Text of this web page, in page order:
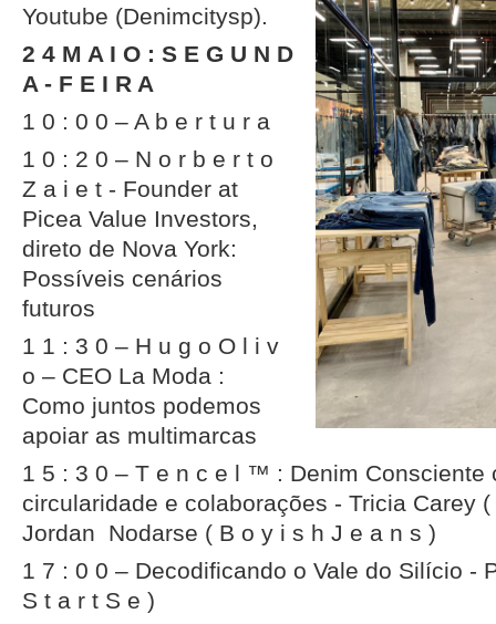
Youtube (Denimcitysp).
2 4 M A I O : S E G U N D
A - F E I R A
1 0 : 0 0 – A b e r t u r a
1 0 : 2 0 – N o r b e r t o
Z a i e t - Founder at
Picea Value Investors,
direto de Nova York:
Possíveis cenários
futuros
1 1 : 3 0 – H u g o O l i v
o – CEO La Moda :
Como juntos podemos
apoiar as multimarcas
1 5 : 3 0 – T e n c e l ™ : Denim Consciente
circularidade e colaborações - Tricia Carey
Jordan Nodarse ( B o y i s h J e a n s )
1 7 : 0 0 – Decodificando o Vale do Silício -
S t a r t S e )